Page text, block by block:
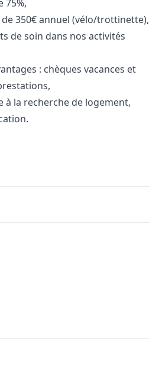
75%,
350€ annuel (vélo/trottinette),
de soin dans nos activités
: chèques vacances et
à la recherche de logement,